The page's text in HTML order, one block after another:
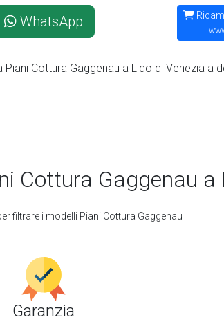
WhatsApp
Cottura Gaggenau a Lido di Venezia a
Cottura Gaggenau a
filtrare i modelli Piani Cottura Gaggenau
Garanzia